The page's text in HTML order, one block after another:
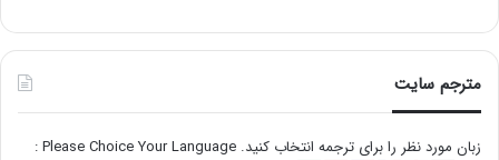
مترجم سایت
زبان مورد نظر را برای ترجمه انتخاب کنید. Please Choice Your Language :